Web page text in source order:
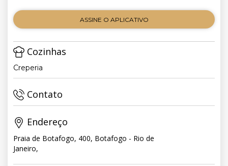
ASSINE O APLICATIVO
Cozinhas
Creperia
Contato
Endereço
Praia de Botafogo, 400, Botafogo - Rio de
Janeiro,